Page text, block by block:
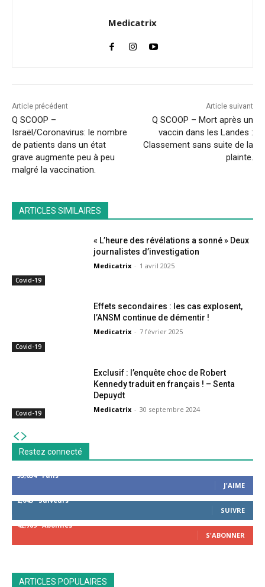
Medicatrix
Article précédent
Q SCOOP –
Israël/Coronavirus: le nombre
de patients dans un état
grave augmente peu à peu
malgré la vaccination.
Article suivant
Q SCOOP – Mort après un
vaccin dans les Landes :
Classement sans suite de la
plainte.
ARTICLES SIMILAIRES
Covid-19
« L’heure des révélations a sonné » Deux
journalistes d’investigation
Medicatrix - 1 avril 2025
Covid-19
Effets secondaires : les cas explosent,
l’ANSM continue de démentir !
Medicatrix - 7 février 2025
Covid-19
Exclusif : l’enquête choc de Robert
Kennedy traduit en français ! – Senta
Depuydt
Medicatrix - 30 septembre 2024
Restez connecté
53,654
Fans
J'AIME
2,043 Suiveurs
SUIVRE
42,789 Abonnés
S'ABONNER
ARTICLES POPULAIRES